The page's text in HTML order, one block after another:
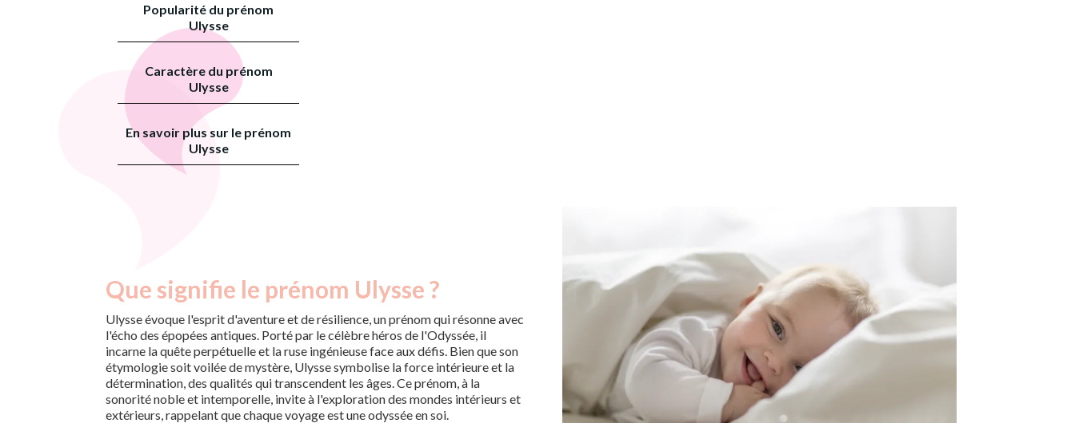
Popularité du prénom
Ulysse
Caractère du prénom
Ulysse
En savoir plus sur le prénom
Ulysse
Que signifie le prénom Ulysse ?
Ulysse évoque l'esprit d'aventure et de résilience, un prénom qui résonne avec
l'écho des épopées antiques. Porté par le célèbre héros de l'Odyssée, il
incarne la quête perpétuelle et la ruse ingénieuse face aux défis. Bien que son
étymologie soit voilée de mystère, Ulysse symbolise la force intérieure et la
détermination, des qualités qui transcendent les âges. Ce prénom, à la
sonorité noble et intemporelle, invite à l'exploration des mondes intérieurs et
extérieurs, rappelant que chaque voyage est une odyssée en soi.